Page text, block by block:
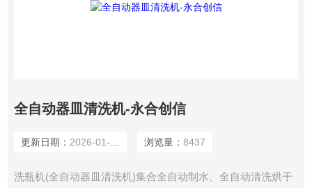
全自动器皿清洗机-永合创信
更新日期： 2026-01-14 浏览量： 8437
洗瓶机(全自动器皿清洗机)集合全自动制水、全自动清洗烘干